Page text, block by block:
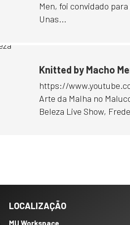
Men, foi convidado
Unas...
Knitted by Macho
https://
Arte da Malha no
Beleza Live Show,
LOCALIZAÇÃO
MU Workspace